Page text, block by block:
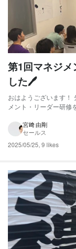
第1回マネジ
した🖊️
おはようございます！
メント・リーダー研修
ました！ 本研修は全6
で、弊社メンバー16名
宮﨑 由剛
セールス
2025/05/25, 9 likes